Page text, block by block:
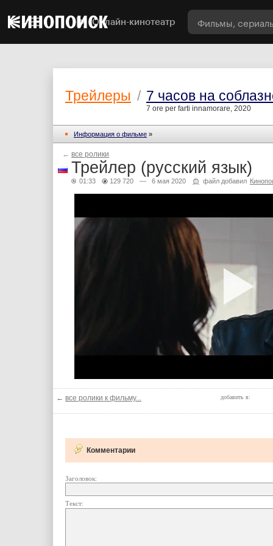
Онлайн-кинотеатр
Трейлеры / 7 часов на
7 ore per farti innamorare, 2020
Информация о фильме »
← все ролики
Трейлер (русский язык)
01:33 129 720 — 6 мая 2020 файл добавил
← все ролики к фильму... добавить в:
Комментарии
Заголовок:
Текст: